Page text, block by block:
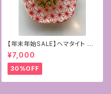
【年末年始SALE】ヘマタイト ゴ
ールドコーティング
¥7,000
30%OFF